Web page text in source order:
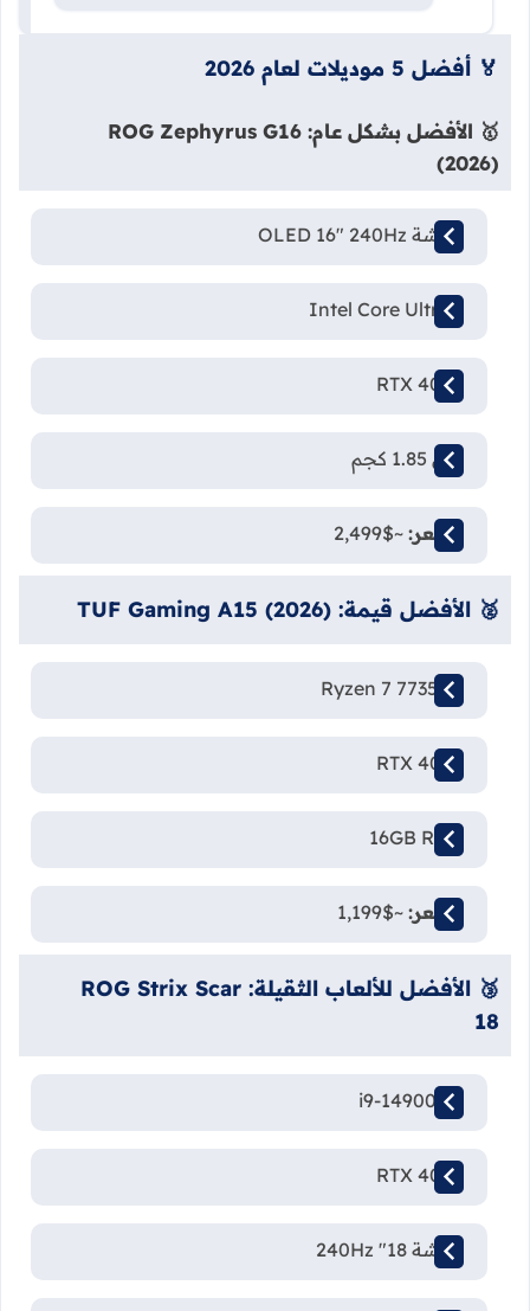
🏅 أفضل 5 موديلات لعام 2026
🥇 الأفضل بشكل عام: ROG Zephyrus G16
(2026)
شاشة OLED 16" 240Hz
Intel Core Ultra 9
RTX 4080
وزن 1.85 كجم
السعر: ~$2,499
🥈 الأفضل قيمة: TUF Gaming A15 (2026)
Ryzen 7 7735HS
RTX 4060
16GB RAM
السعر: ~$1,199
🥉 الأفضل للألعاب الثقيلة: ROG Strix Scar
18
i9-14900HX
RTX 4090
شاشة 18" 240Hz